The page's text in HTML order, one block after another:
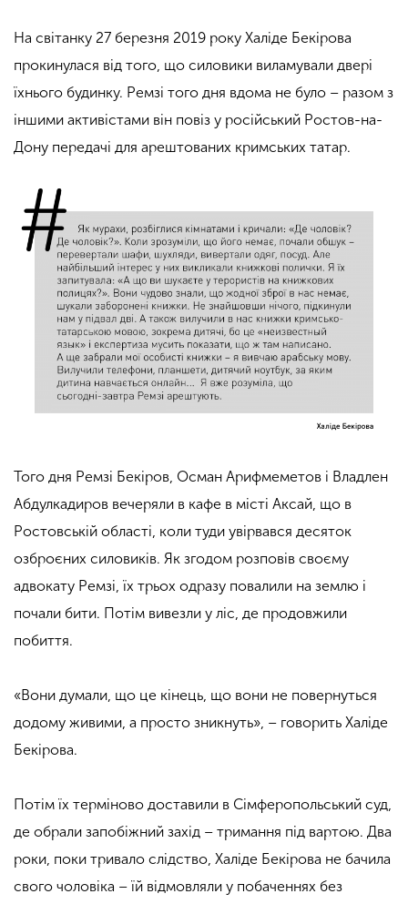
На світанку 27 березня 2019 року Халіде Бекірова
прокинулася від того, що силовики виламували двері
їхнього будинку. Ремзі того дня вдома не було – разом з
іншими активістами він повіз у російський Ростов-на-
Дону передачі для арештованих кримських татар.
Того дня Ремзі Бекіров, Осман Арифмеметов і Владлен
Абдулкадиров вечеряли в кафе в місті Аксай, що в
Ростовській області, коли туди увірвався десяток
озброєних силовиків. Як згодом розповів своєму
адвокату Ремзі, їх трьох одразу повалили на землю і
почали бити. Потім вивезли у ліс, де продовжили
побиття.
«Вони думали, що це кінець, що вони не повернуться
додому живими, а просто зникнуть», – говорить Халіде
Бекірова.
Потім їх терміново доставили в Сімферопольський суд,
де обрали запобіжний захід – тримання під вартою. Два
роки, поки тривало слідство, Халіде Бекірова не бачила
свого чоловіка – їй відмовляли у побаченнях без